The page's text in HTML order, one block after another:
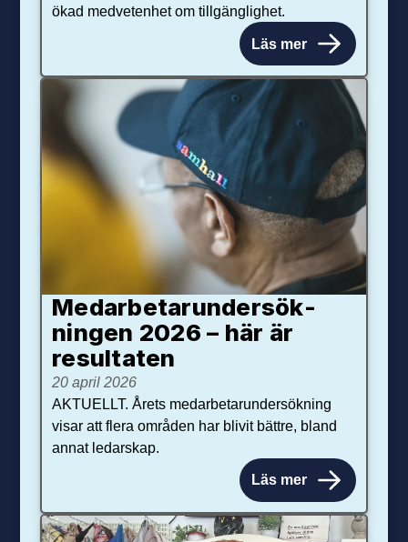
ökad medvetenhet om tillgänglighet.
Läs mer
Medarbetar­under­sök­
ningen 2026 – här är
resultaten
20 april 2026
AKTUELLT. Årets medarbetarundersökning
visar att flera områden har blivit bättre, bland
annat ledarskap.
Läs mer